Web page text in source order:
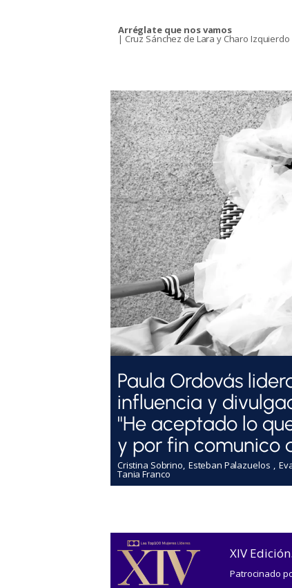
Arréglate que nos vamos
| Cruz Sánchez de Lara y Charo Izquierdo
Paula Ordovás
influencia y
"He aceptado lo
y por fin comunico
Cristina Sobrino Esteban Palazuelos
Tania Franco
XIV Edición.
Patrocinado